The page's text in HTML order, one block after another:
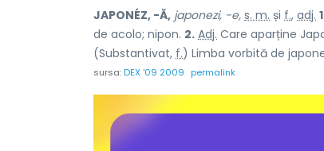
JAPONÉZ, -Ă, japonezi, -e, s. m. și f., adj.
de acolo; nipon. 2. Adj. Care aparține
(Substantivat, f.) Limba vorbită de
sursa:DEX '09 2009 permalink